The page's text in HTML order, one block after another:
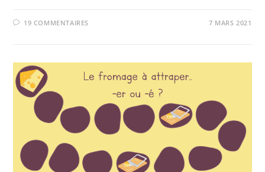
19 COMMENTAIRES 7 MARS 2021